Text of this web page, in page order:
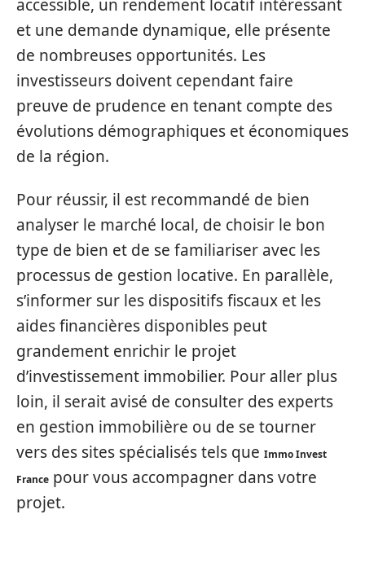
accessible, un rendement locatif intéressant
et une demande dynamique, elle présente
de nombreuses opportunités. Les
investisseurs doivent cependant faire
preuve de prudence en tenant compte des
évolutions démographiques et économiques
de la région.
Pour réussir, il est recommandé de bien
analyser le marché local, de choisir le bon
type de bien et de se familiariser avec les
processus de gestion locative. En parallèle,
s’informer sur les dispositifs fiscaux et les
aides financières disponibles peut
grandement enrichir le projet
d’investissement immobilier. Pour aller plus
loin, il serait avisé de consulter des experts
en gestion immobilière ou de se tourner
vers des sites spécialisés tels que Immo Invest
France pour vous accompagner dans votre
projet.